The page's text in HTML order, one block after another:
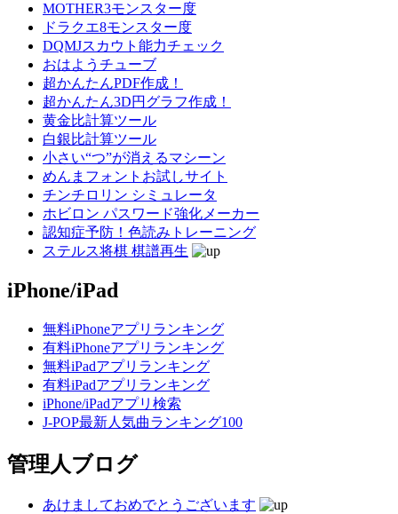
MOTHER3モンスター度
ドラクエ8モンスター度
DQMJスカウト能力チェック
おはようチューブ
超かんたんPDF作成！
超かんたん3D円グラフ作成！
黄金比計算ツール
白銀比計算ツール
小さい“つ”が消えるマシーン
めんまフォントお試しサイト
チンチロリン シミュレータ
ホビロン パスワード強化メーカー
認知症予防！色読みトレーニング
ステルス将棋 棋譜再生
iPhone/iPad
無料iPhoneアプリランキング
有料iPhoneアプリランキング
無料iPadアプリランキング
有料iPadアプリランキング
iPhone/iPadアプリ検索
J-POP最新人気曲ランキング100
管理人ブログ
あけましておめでとうございます